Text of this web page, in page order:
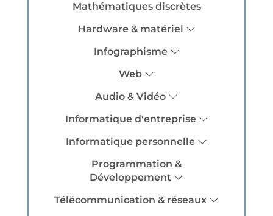
Mathématiques discrètes
Hardware & matériel
Infographisme
Web
Audio & Vidéo
Informatique d'entreprise
Informatique personnelle
Programmation &
Développement
Télécommunication & réseaux